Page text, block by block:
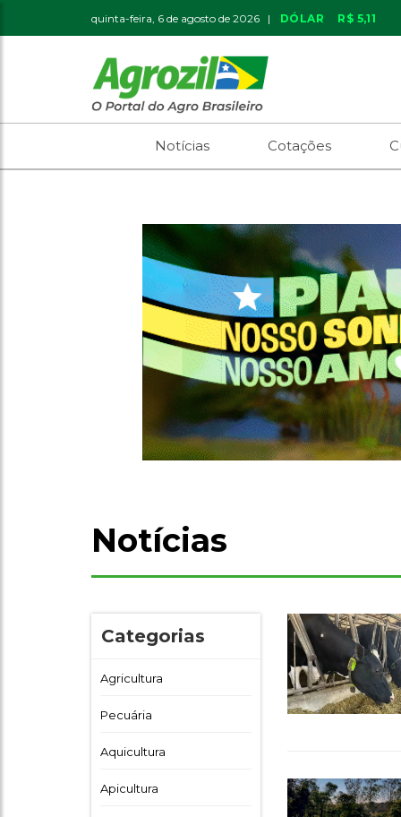
quinta-feira, 6 de agosto de 2026 | DÓLAR R$ 5,11
Notícias Cotações
Notícias
Categorias
Agricultura
Pecuária
Aquicultura
Apicultura